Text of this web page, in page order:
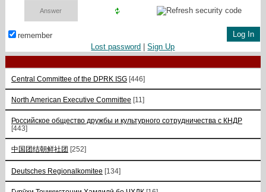
remember
Lost password |Sign Up
Central Committee of the DPRK ISG [446]
North American Executive Committee [11]
Российское общество дружбы и культурного сотрудничества с КНДР
[443]
中国团结朝鲜社团 [252]
Deutsches Regionalkomitee [134]